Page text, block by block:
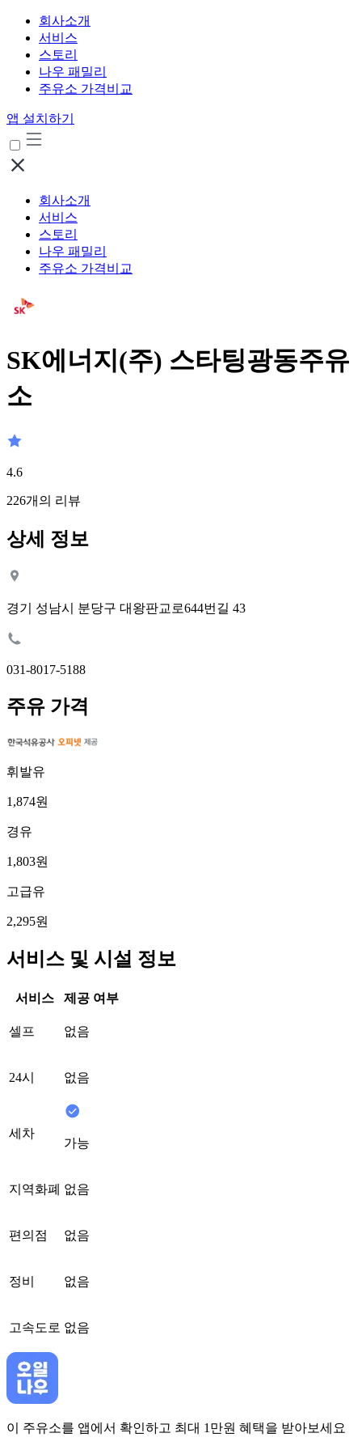
회사소개
서비스
스토리
나우 패밀리
주유소 가격비교
앱 설치하기
회사소개
서비스
스토리
나우 패밀리
주유소 가격비교
SK에너지(주) 스타팅광동주유
소
4.6
226개의 리뷰
상세 정보
경기 성남시 분당구 대왕판교로644번길 43
031-8017-5188
주유 가격
휘발유
1,874원
경유
1,803원
고급유
2,295원
서비스 및 시설 정보
서비스 제공 여부
셀프 없음
24시 없음
세차
가능
지역화폐 없음
편의점 없음
정비 없음
고속도로 없음
이 주유소를 앱에서 확인하고 최대 1만원 혜택을 받아보세요